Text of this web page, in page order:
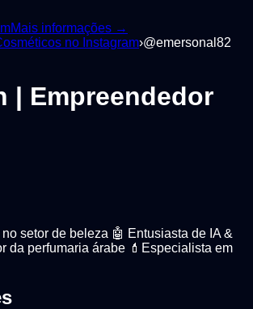
Mais informações →
no Instagram›@emersonal82
| Empreendedor
setor de beleza 🤖 Entusiasta de IA &
da perfumaria árabe 💄Especialista em